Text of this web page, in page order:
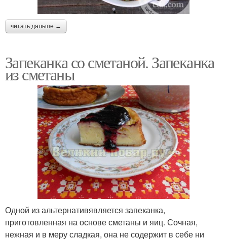
читать дальше →
Запеканка со сметаной. Запеканка
из сметаны
Одной из альтернативявляется запеканка,
приготовленная на основе сметаны и яиц. Сочная,
нежная и в меру сладкая, она не содержит в себе ни